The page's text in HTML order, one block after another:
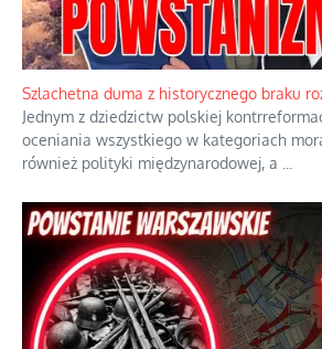
Ekspresowy kurs zbawienia z rodzinną
Dramatyczne skutki skrajnej